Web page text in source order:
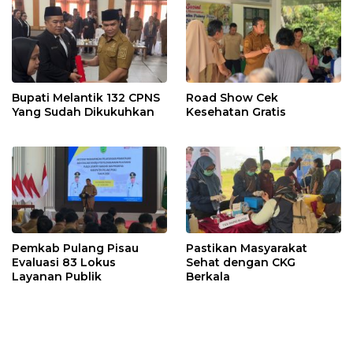
Bupati Melantik 132 CPNS
Yang Sudah Dikukuhkan
Road Show Cek
Kesehatan Gratis
Pemkab Pulang Pisau
Evaluasi 83 Lokus
Layanan Publik
Pastikan Masyarakat
Sehat dengan CKG
Berkala